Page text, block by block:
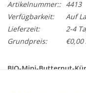
Artikelnummer:: 4413
Verfügbarkeit:
Auf
Lieferzeit:
2-4
Grundpreis:
€0,00
BIO-Mini-Butternut-